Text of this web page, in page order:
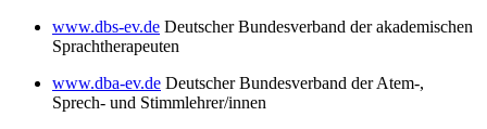
www.dbs-ev.de Deutscher Bundesverband der akademischen
Sprachtherapeuten
www.dba-ev.de Deutscher Bundesverband der Atem-,
Sprech- und Stimmlehrer/innen